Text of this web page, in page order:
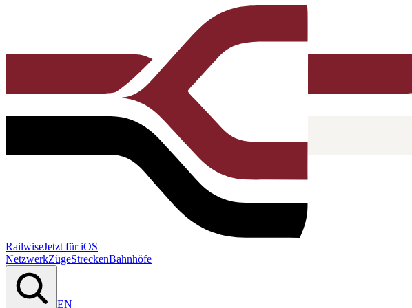
RailwiseJetzt für iOS
NetzwerkZügeStreckenBahnhöfe
EN